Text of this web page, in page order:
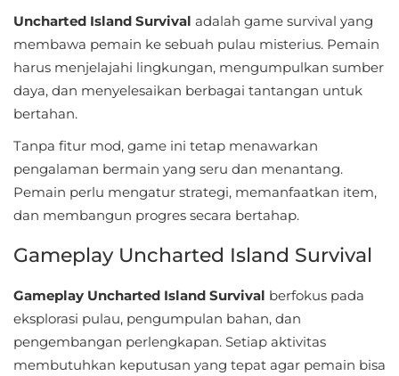
Shooting
Simulation
Sports
Standalone
Story-
Driven
Strategi
Trivia
Uncharted Island Survival adalah game survival yang
membawa pemain ke sebuah pulau misterius. Pemain
harus menjelajahi lingkungan, mengumpulkan sumber
daya, dan menyelesaikan berbagai tantangan untuk
bertahan.
Tanpa fitur mod, game ini tetap menawarkan
pengalaman bermain yang seru dan menantang.
Pemain perlu mengatur strategi, memanfaatkan item,
dan membangun progres secara bertahap.
Gameplay Uncharted Island Survival
Gameplay Uncharted Island Survival berfokus pada
eksplorasi pulau, pengumpulan bahan, dan
pengembangan perlengkapan. Setiap aktivitas
membutuhkan keputusan yang tepat agar pemain bisa